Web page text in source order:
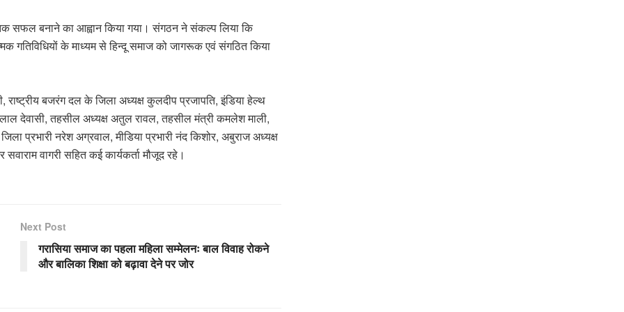
सफल बनाने का आह्वान किया गया। संगठन ने संकल्प लिया कि
गतिविधियों के माध्यम से हिन्दू समाज को जागरूक एवं संगठित किया
राष्ट्रीय बजरंग दल के जिला अध्यक्ष कुलदीप प्रजापति, इंडिया हेल्थ
लाल देवासी, तहसील अध्यक्ष अतुल रावल, तहसील मंत्री कमलेश माली,
प्रभारी नरेश अग्रवाल, मीडिया प्रभारी नंद किशोर, अबुराज अध्यक्ष
वागरी सहित कई कार्यकर्ता मौजूद रहे।
Next Post
गरासिया समाज का पहला महिला सम्मेलनः बाल विवाह रोकने
और बालिका शिक्षा को बढ़ावा देने पर जोर